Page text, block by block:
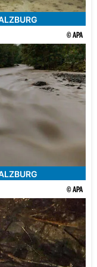
© APA
© APA